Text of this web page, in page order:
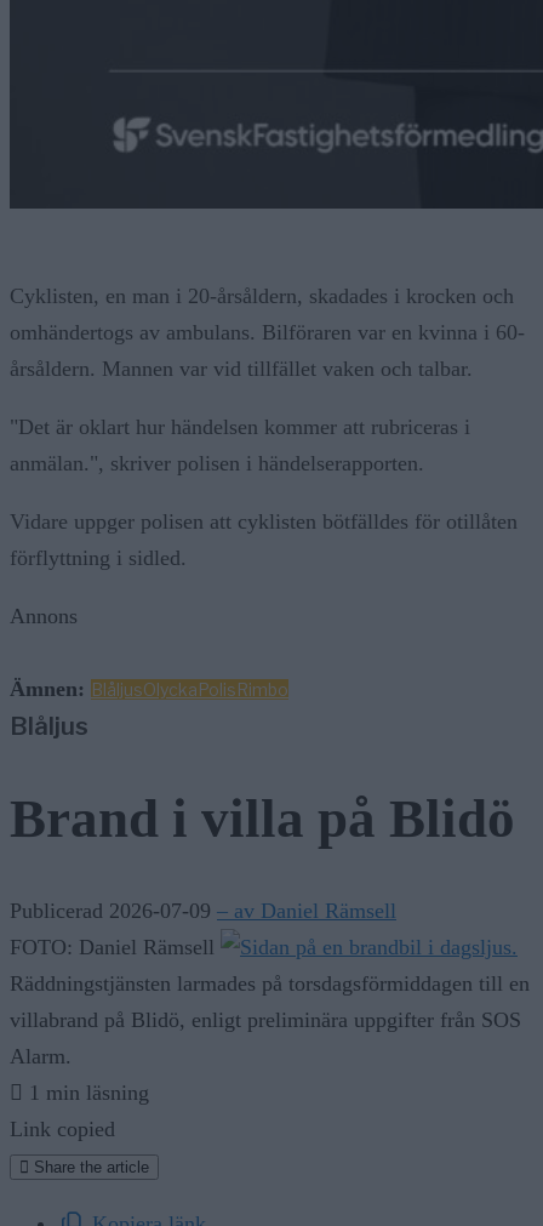
Cyklisten, en man i 20-årsåldern, skadades i krocken och
omhändertogs av ambulans. Bilföraren var en kvinna i 60-
årsåldern. Mannen var vid tillfället vaken och talbar.
"Det är oklart hur händelsen kommer att rubriceras i
anmälan.", skriver polisen i händelserapporten.
Vidare uppger polisen att cyklisten bötfälldes för otillåten
förflyttning i sidled.
Annons
Ämnen: BlåljusOlyckaPolisRimbo
Blåljus
Brand i villa på Blidö
Publicerad 2026-07-09 – av Daniel Rämsell
FOTO: Daniel Rämsell
Räddningstjänsten larmades på torsdagsförmiddagen till en
villabrand på Blidö, enligt preliminära uppgifter från SOS
Alarm.
1 min läsning
Link copied
Share the article